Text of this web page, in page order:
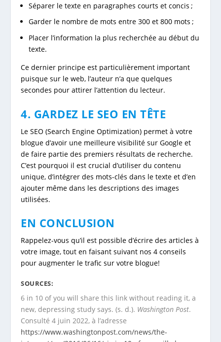
Séparer le texte en paragraphes courts et concis ;
Garder le nombre de mots entre 300 et 800 mots ;
Placer l’information la plus recherchée au début du
texte.
Ce dernier principe est particulièrement important
puisque sur le web, l’auteur n’a que quelques
secondes pour attirer l’attention du lecteur.
4. GARDEZ LE SEO EN TÊTE
Le SEO (Search Engine Optimization) permet à votre
blogue d’avoir une meilleure visibilité sur Google et
de faire partie des premiers résultats de recherche.
C’est pourquoi il est crucial d’utiliser du contenu
unique, d’intégrer des mots-clés dans le texte et d’en
ajouter même dans les descriptions des images
utilisées.
EN CONCLUSION
Rappelez-vous qu’il est possible d’écrire des articles à
votre image, tout en faisant suivant nos 4 conseils
pour augmenter le trafic sur votre blogue!
SOURCES:
6 in 10 of you will share this link without reading it, a
new, depressing study says. (s. d.). Washington Post.
Consulté 4 juin 2022, à l’adresse
https://www.washingtonpost.com/news/the-